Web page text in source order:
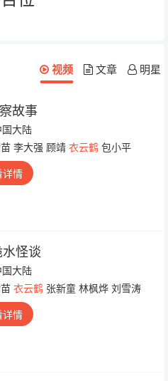
视频 文章 明星
故事
大陆
李大强 顾靖 衣云鹤包小平
情
水怪谈
大陆
衣云鹤张新童 林枫烨 刘雪涛
情